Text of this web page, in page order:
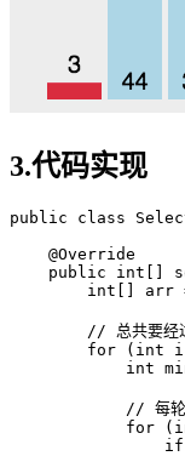
3.代码实现
public class
    @Override
public int[]
int[] arr
// 总共要经
for (int
int
// 每轮
for